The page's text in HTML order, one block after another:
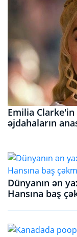
Emilia
əjdahaların
Dünyanın ən
Hansına baş